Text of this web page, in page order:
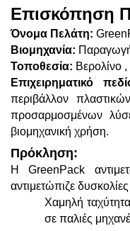
Επισκόπηση
Όνομα Πελάτη:
Βιομηχανία:
Τοποθεσία: Βερολίνο ,
Επιχειρηματικό
περιβάλλον
προσαρμοσμένων
βιομηχανική χρήση.
Πρόκληση:
Η GreenPack
αντιμετώπιζε
Χαμηλή
σε παλιές